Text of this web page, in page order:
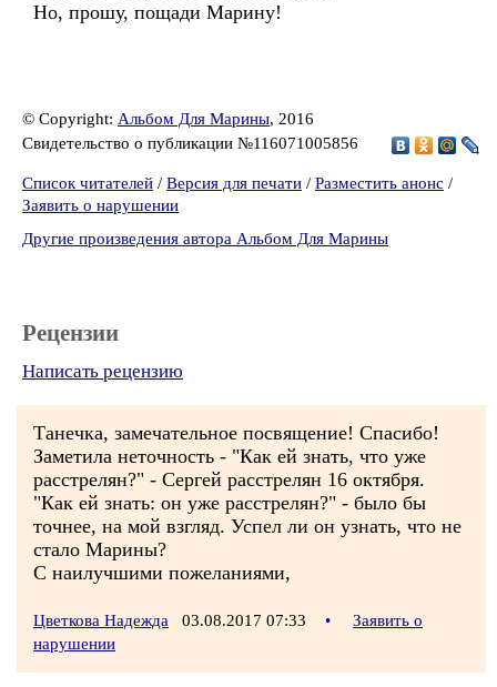
Но, прошу, пощади Марину!
© Copyright: Альбом Для Марины, 2016
Свидетельство о публикации №116071005856
Список читателей / Версия для печати / Разместить анонс /
Заявить о нарушении
Другие произведения автора Альбом Для Марины
Рецензии
Написать рецензию
Танечка, замечательное посвящение! Спасибо!
Заметила неточность - "Как ей знать, что уже
расстрелян?" - Сергей расстрелян 16 октября.
"Как ей знать: он уже расстрелян?" - было бы
точнее, на мой взгляд. Успел ли он узнать, что не
стало Марины?
С наилучшими пожеланиями,
Цветкова Надежда 03.08.2017 07:33 •
Заявить о
нарушении